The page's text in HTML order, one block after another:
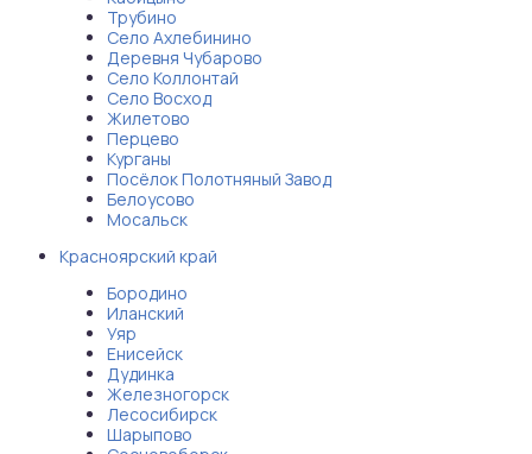
Трубино
Село Ахлебинино
Деревня Чубарово
Село Коллонтай
Село Восход
Жилетово
Перцево
Курганы
Посёлок Полотняный Завод
Белоусово
Мосальск
Красноярский край
Бородино
Иланский
Уяр
Енисейск
Дудинка
Железногорск
Лесосибирск
Шарыпово